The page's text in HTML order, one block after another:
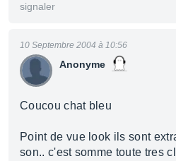
signaler
Anonyme
10 Septembre 2004 à 10:56
Coucou chat bleu
Point de vue look ils sont
son.. c'est somme toute tres